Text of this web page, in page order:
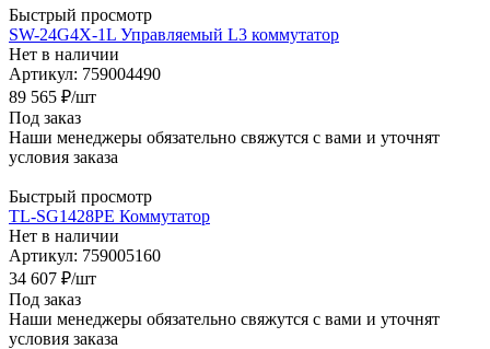
Быстрый просмотр
SW-24G4X-1L Управляемый L3 коммутатор
Нет в наличии
Артикул: 759004490
89 565 ₽/шт
Под заказ
Наши менеджеры обязательно свяжутся с вами и уточнят
условия заказа
Быстрый просмотр
TL-SG1428PE Коммутатор
Нет в наличии
Артикул: 759005160
34 607 ₽/шт
Под заказ
Наши менеджеры обязательно свяжутся с вами и уточнят
условия заказа